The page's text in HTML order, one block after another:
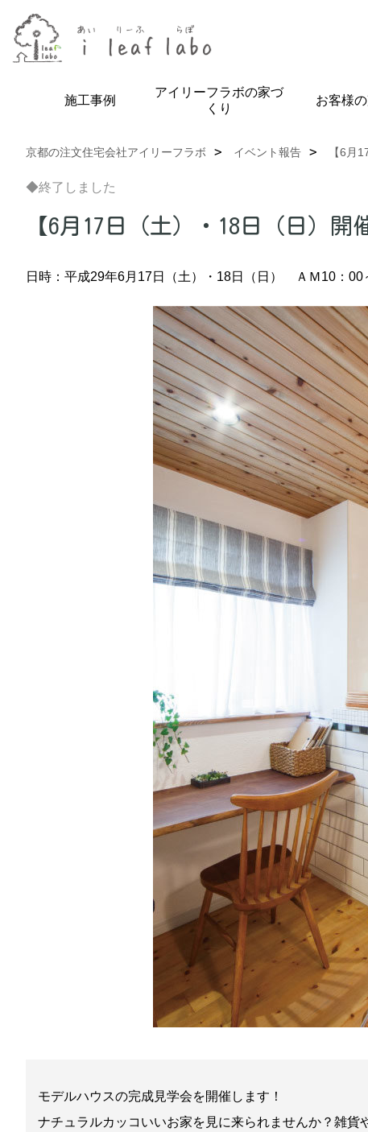
施工事例
アイリーフラボの家づ
くり
お客様
京都の注文住宅会社アイリーフラボ イベント報告 【6月
◆終了しました
【6月17日（土）・18日（日）
日時：平成29年6月17日（土）・18日（日） ＡＭ10：00
モデルハウスの完成見学会を開催します！
ナチュラルカッコいいお家を見に来られませんか？雑